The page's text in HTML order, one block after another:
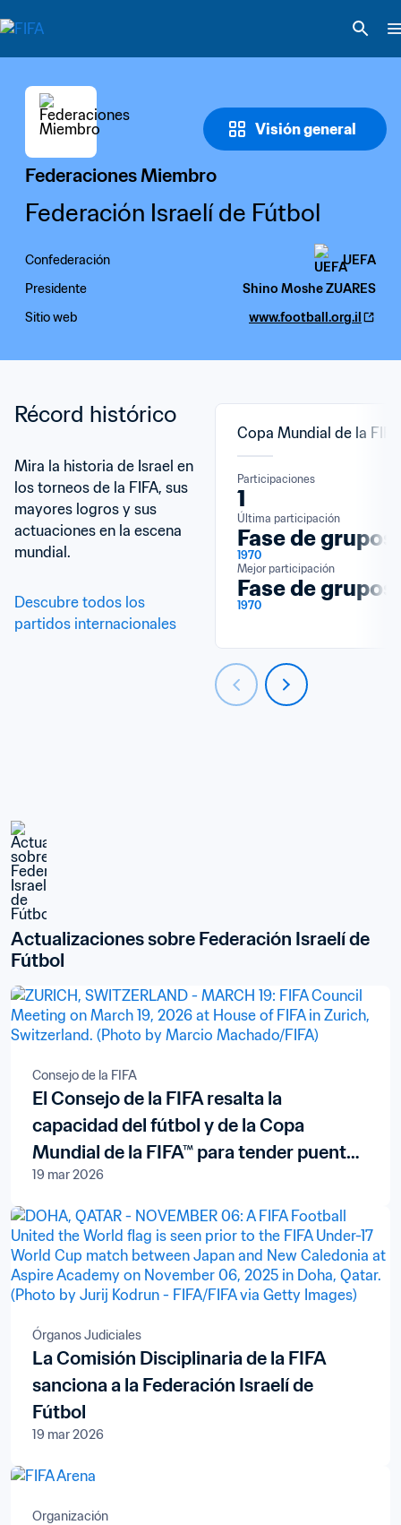
Visión general
Federaciones Miembro
Federación Israelí de Fútbol
Confederación
UEFA
Presidente
Shino Moshe ZUARES
Sitio web
www.football.org.il
Récord histórico
Mira la historia de Israel en
los torneos de la FIFA, sus
mayores logros y sus
actuaciones en la escena
mundial.
Descubre todos los
partidos internacionales
Copa Mundial de la
Participaciones
1
Última participación
Fase de grupos
1970
Mejor participación
Fase de grupos
1970
Actualizaciones sobre Federación Israelí de
Fútbol
Consejo de la FIFA
El Consejo de la FIFA resalta la
capacidad del fútbol y de la Copa
Mundial de la FIFA™ para tender puentes
y fomentar la paz
19 mar 2026
Órganos Judiciales
La Comisión Disciplinaria de la FIFA
sanciona a la Federación Israelí de
Fútbol
19 mar 2026
Organización